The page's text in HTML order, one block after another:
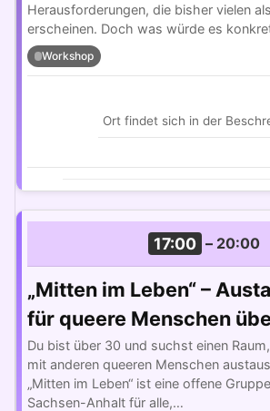
Herausforderungen, die bisher vielen
erscheinen. Doch was würde es
Workshop
Ort findet sich in der
17:00 – 20:00
„Mitten im Leben“ –
für queere Menschen
Du bist über 30 und suchst einen
mit anderen queeren Menschen
„Mitten im Leben“ ist eine offene
Sachsen-Anhalt für alle,…